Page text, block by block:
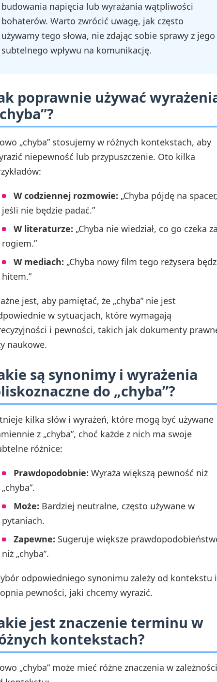
budowania napięcia lub wyrażania wątpliwości
bohaterów. Warto zwrócić uwagę, jak często
używamy tego słowa, nie zdając sobie sprawy z jego
subtelnego wpływu na komunikację.
poprawnie używać
„chyba” stosujemy w różnych kontekstach, aby
niepewność lub przypuszczenie. Oto kilka
W codziennej rozmowie: „Chyba pójdę na spacer,
jeśli nie będzie padać.”
W literaturze: „Chyba nie wiedział, co go czeka
rogiem.”
W mediach: „Chyba nowy film tego reżysera
hitem.”
jest, aby pamiętać, że „chyba” nie jest
w sytuacjach, które wymagają
i pewności, takich jak dokumenty
naukowe.
są synonimy i wyrażenia
do „chyba”?
kilka słów i wyrażeń, które mogą być używane
z „chyba”, choć każde z nich ma swoje
różnice:
Prawdopodobnie: Wyraża większą pewność niż
„chyba”.
Może: Bardziej neutralne, często używane w
pytaniach.
Zapewne: Sugeruje większe
niż „chyba”.
odpowiedniego synonimu zależy od kontekstu i
pewności, jaki chcemy wyrazić.
jest znaczenie terminu w
kontekstach?
„chyba” może mieć różne znaczenia w zależności